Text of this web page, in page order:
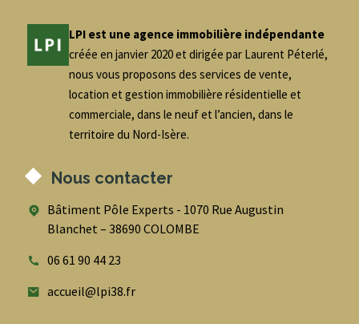
LPI est une agence immobilière indépendante
créée en janvier 2020 et dirigée par Laurent Péterlé,
nous vous proposons des services de vente,
location et gestion immobilière résidentielle et
commerciale, dans le neuf et l’ancien, dans le
territoire du Nord-Isère.
Nous contacter
Bâtiment Pôle Experts - 1070 Rue Augustin
Blanchet – 38690 COLOMBE
06 61 90 44 23
accueil@lpi38.fr